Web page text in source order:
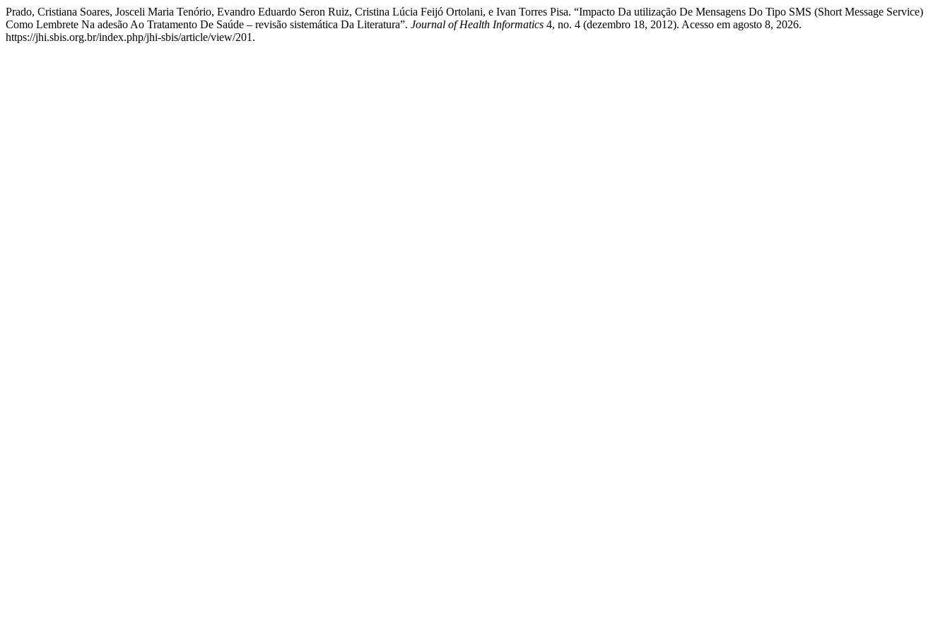
Prado, Cristiana Soares, Josceli Maria Tenório, Evandro Eduardo Seron Ruiz, Cristina Lúcia Feijó Ortolani, e Ivan Torres Pisa. “Impacto Da utilização De Mensagens Do Tipo SMS (Short Message Service)
Como Lembrete Na adesão Ao Tratamento De Saúde – revisão sistemática Da Literatura”. Journal of Health Informatics 4, no. 4 (dezembro 18, 2012). Acesso em agosto 8, 2026.
https://jhi.sbis.org.br/index.php/jhi-sbis/article/view/201.